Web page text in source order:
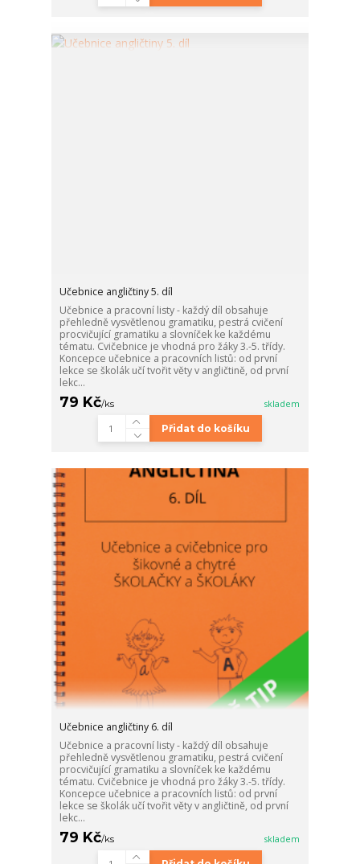
Učebnice angličtiny 5. díl
Učebnice a pracovní listy - každý díl obsahuje
přehledně vysvětlenou gramatiku, pestrá cvičení
procvičující gramatiku a slovníček ke každému
tématu. Cvičebnice je vhodná pro žáky 3.-5. třídy.
Koncepce učebnice a pracovních listů: od první
lekce se školák učí tvořit věty v angličtině, od první
lekc...
79 Kč/ks skladem
Přidat do košíku
Učebnice angličtiny 6. díl
Učebnice a pracovní listy - každý díl obsahuje
přehledně vysvětlenou gramatiku, pestrá cvičení
procvičující gramatiku a slovníček ke každému
tématu. Cvičebnice je vhodná pro žáky 3.-5. třídy.
Koncepce učebnice a pracovních listů: od první
lekce se školák učí tvořit věty v angličtině, od první
lekc...
79 Kč/ks skladem